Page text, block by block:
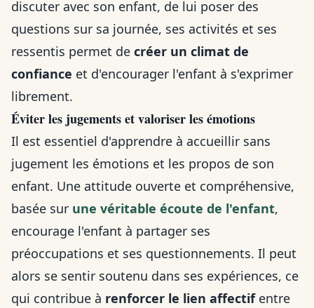
discuter avec son enfant, de lui poser des
questions sur sa journée, ses activités et ses
ressentis permet de créer un climat de
confiance et d'encourager l'enfant à s'exprimer
librement.
Éviter les jugements et valoriser les émotions
Il est essentiel d'apprendre à accueillir sans
jugement les émotions et les propos de son
enfant. Une attitude ouverte et compréhensive,
basée sur une véritable écoute de l'enfant,
encourage l'enfant à partager ses
préoccupations et ses questionnements. Il peut
alors se sentir soutenu dans ses expériences, ce
qui contribue à renforcer le lien affectifentre